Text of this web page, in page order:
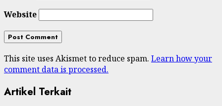
Website
This site uses Akismet to reduce spam. Learn how your
comment data is processed.
Artikel Terkait